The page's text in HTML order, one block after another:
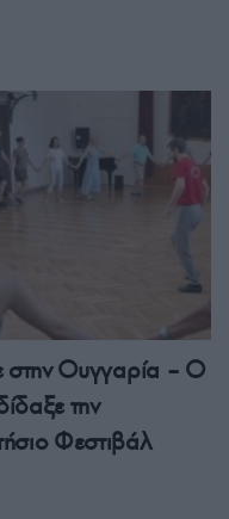
στην Ουγγαρία – Ο
την
Φεστιβάλ